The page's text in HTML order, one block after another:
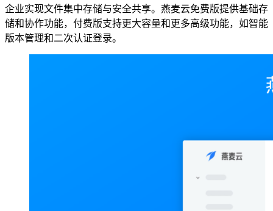
企业实现文件集中存储与安全共享。燕麦云免费版提供基础存
储和协作功能，付费版支持更大容量和更多高级功能，如智能
版本管理和二次认证登录。